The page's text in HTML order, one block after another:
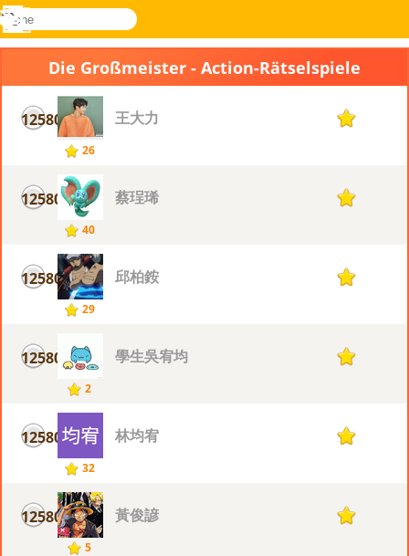
Novel
suche
Anmelden
Menü
Die Großmeister - Action-Rätselspiele
12580
26
王大力 1
12580
40
蔡珵琋 1
12580
29
邱柏銨 1
12580
2
學生吳宥均 1
12580
32
林均宥 1
12580
5
黃俊諺 1